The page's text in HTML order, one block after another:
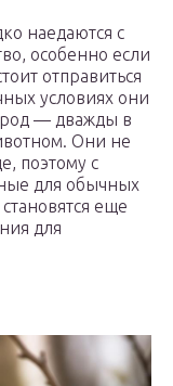
наедаются с
особенно если
отправиться
условиях они
— дважды в
Они не
поэтому с
для обычных
еще
для